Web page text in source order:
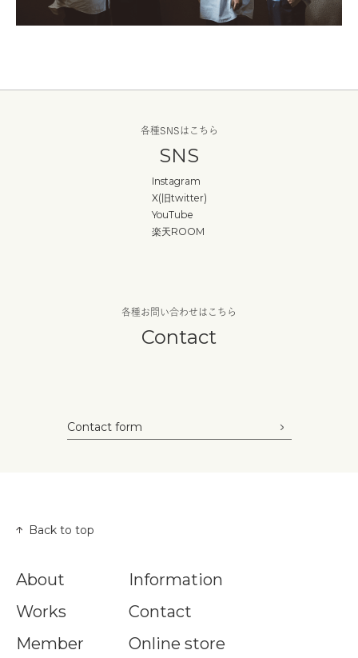
各種SNSはこちら
SNS
Instagram
X(旧twitter)
YouTube
楽天ROOM
各種お問い合わせはこちら
Contact
Contact form
Back to top
About
Works
Member
Information
Contact
Online store